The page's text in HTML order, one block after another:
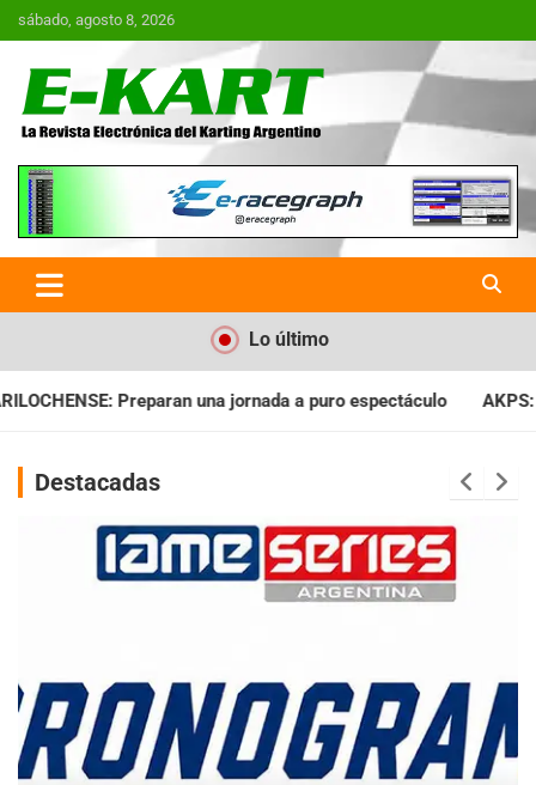
Saltar
al
sábado, agosto 8, 2026
E-Kart.com.ar | La Revista
Electrónica del Karting en
Argentina
Lo último
a puro espectáculo AKPS: Intervino la IGJ y oficializó el
Destacadas